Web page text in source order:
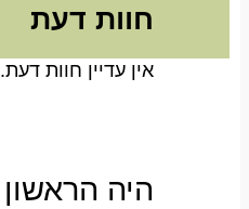
חוות דעת
אין עדיין חוות דעת.